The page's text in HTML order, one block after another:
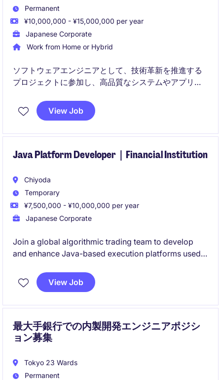
Permanent
¥10,000,000 - ¥15,000,000 per year
Japanese Corporate
Work from Home or Hybrid
ソフトウェアエンジニアとして、技術革新を推進する
プロジェクトに参加し、高品質なシステムやアプリケ
野での専門知識を活かし、効率的で革新的なソリュー
ションを提供していただきます。
View Job
Java Platform Developer｜Financial Institution
Chiyoda
Temporary
¥7,500,000 - ¥10,000,000 per year
Japanese Corporate
Join a global algorithmic trading team to develop
and enhance Java-based execution platforms used
full development lifecycle, collaborate closely with
Quants, and support high-performance, real-time
View Job
最大手銀行での内製開発エンジニアポジシ
ョン募集
Tokyo 23 Wards
Permanent